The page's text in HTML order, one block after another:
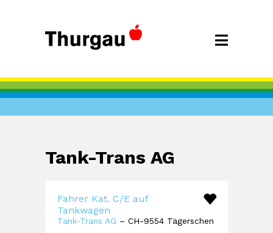
Tank-Trans AG
Fahrer Kat. C/E auf
Tankwagen
Tank-Trans AG – CH-9554 Tägerschen